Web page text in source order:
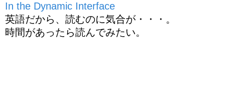
In the Dynamic Interface
英語だから、読むのに気合が・・・。
時間があったら読んでみたい。